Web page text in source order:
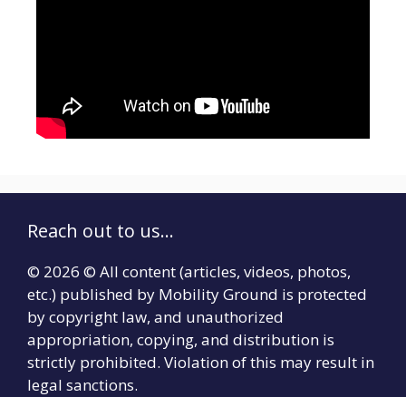
Reach out to us...
© 2026 © All content (articles, videos, photos,
etc.) published by Mobility Ground is protected
by copyright law, and unauthorized
appropriation, copying, and distribution is
strictly prohibited. Violation of this may result in
legal sanctions.